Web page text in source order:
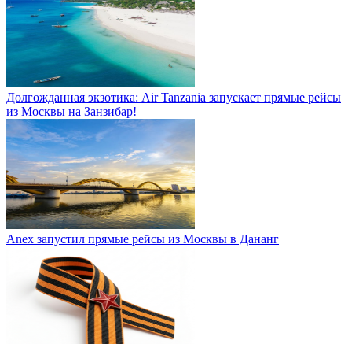
Долгожданная экзотика: Air Tanzania запускает прямые рейсы
из Москвы на Занзибар!
Anex запустил прямые рейсы из Москвы в Дананг